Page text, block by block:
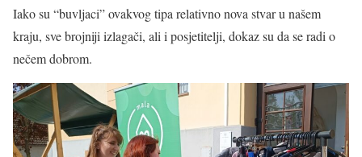
Iako su “buvljaci” ovakvog tipa relativno nova stvar u našem
kraju, sve brojniji izlagači, ali i posjetitelji, dokaz su da se radi o
nečem dobrom.